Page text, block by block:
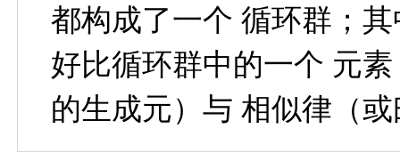
都构成了一个 循环群；
好比循环群中的一个 元
的生成元）与 相似律（